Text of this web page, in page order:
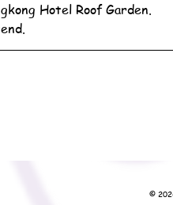
Hotel Roof Garden.
©